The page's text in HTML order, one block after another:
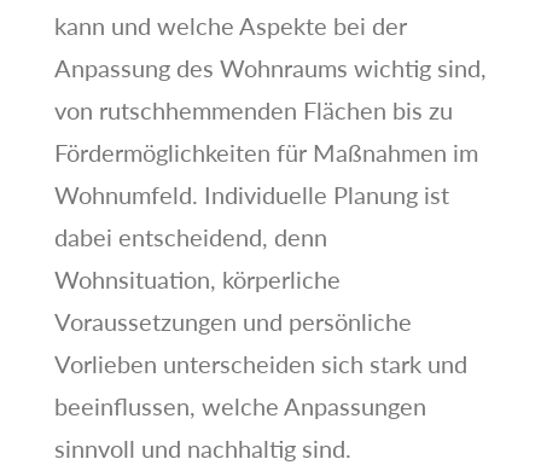
kann und welche Aspekte bei der
Anpassung des Wohnraums wichtig sind,
von rutschhemmenden Flächen bis zu
Fördermöglichkeiten für Maßnahmen im
Wohnumfeld. Individuelle Planung ist
dabei entscheidend, denn
Wohnsituation, körperliche
Voraussetzungen und persönliche
Vorlieben unterscheiden sich stark und
beeinflussen, welche Anpassungen
sinnvoll und nachhaltig sind.